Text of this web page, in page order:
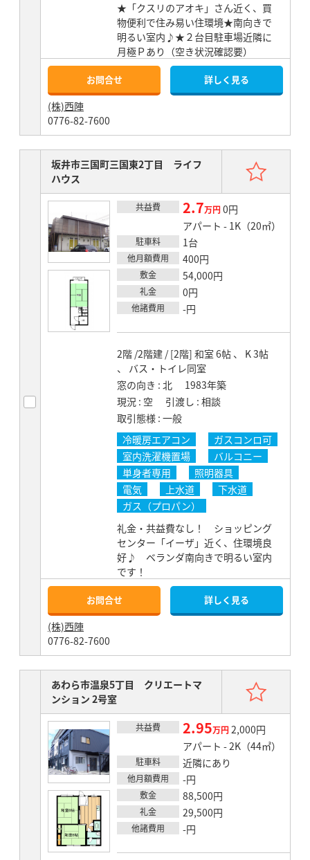
★「クスリのアオキ」さん近く、買
物便利で住み易い住環境★南向きで
明るい室内♪★２台目駐車場近隣に
月極Ｐあり（空き状況確認要）
お問合せ 詳しく見る
(株)西陣
0776-82-7600
坂井市三国町三国東2丁目 ライフ
ハウス
賃料 2.7万円
共益費
0円
アパート - 1K（20㎡）
駐車料 1台
他月額費用 400円
敷金 54,000円
礼金 0円
他諸費用 -円
2階 /2階建 / [2階] 和室 6帖 、 K 3帖
、 バス・トイレ同室
窓の向き 北
1983年築
現況 空 引渡し 相談
取引態様 一般
冷暖房エアコン
ガスコンロ可
室内洗濯機置場
バルコニー
単身者専用
照明器具
電気
上水道
下水道
ガス（プロパン）
礼金・共益費なし！ ショッピング
センター「イーザ」近く、住環境良
好♪ ベランダ南向きで明るい室内
です！
お問合せ 詳しく見る
(株)西陣
0776-82-7600
あわら市温泉5丁目 クリエートマ
ンション 2号室
賃料 2.95万円
共益費
2,000円
アパート - 2K（44㎡）
駐車料 近隣にあり
他月額費用 -円
敷金 88,500円
礼金 29,500円
他諸費用 -円